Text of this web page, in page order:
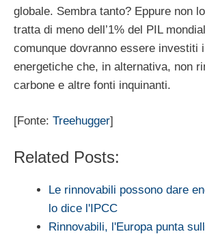
globale. Sembra tanto? Eppure non
tratta di meno dell’1% del PIL
comunque dovranno essere investiti
energetiche che, in alternativa, non
carbone e altre fonti inquinanti.
[Fonte: Treehugger]
Related Posts:
Le rinnovabili possono dare
lo dice l'IPCC
Rinnovabili, l'Europa punta